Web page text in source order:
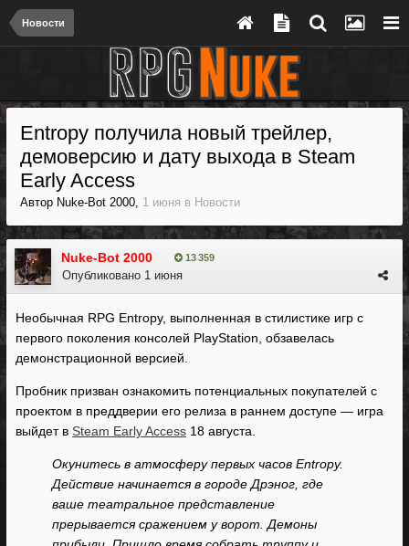
Новости
Entropy получила новый трейлер,
демоверсию и дату выхода в Steam
Early Access
Автор Nuke-Bot 2000, 1 июня в Новости
Nuke-Bot 2000 13 359
Опубликовано 1 июня
Необычная RPG Entropy, выполненная в стилистике игр с
первого поколения консолей PlayStation, обзавелась
демонстрационной версией.
Пробник призван ознакомить потенциальных покупателей с
проектом в преддверии его релиза в раннем доступе — игра
выйдет в Steam Early Access 18 августа.
Окунитесь в атмосферу первых часов Entropy.
Действие начинается в городе Дрэног, где
ваше театральное представление
прерывается сражением у ворот. Демоны